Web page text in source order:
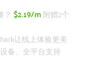
$2.19/m附赠2个
让线上体验更美
备、全平台支持